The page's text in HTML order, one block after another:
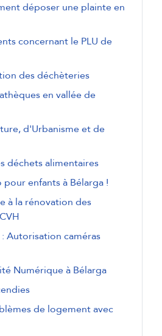
déposer une plainte en
concernant le PLU de
des déchèteries
en vallée de
d'Urbanisme et de
déchets alimentaires
enfants à Bélarga !
à la rénovation des
Autorisation caméras
Numérique à Bélarga
de logement avec